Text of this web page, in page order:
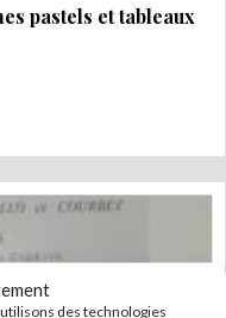
des technologies
pastels et tableaux